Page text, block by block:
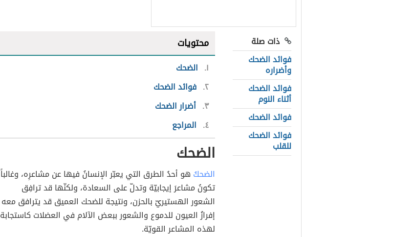
ذات صلة
فوائد الضحك
وأضراره
فوائد الضحك
أثناء النوم
فوائد الضحك
فوائد الضحك
للقلب
محتويات
١ الضحك
٢ فوائد الضحك
٣ أضرار الضحك
٤ المراجع
الضحك
الضحكُ هو أحدُ الطرق التي يعبّر الإنسانُ فيها عن مشاعرِه، وغالباً
تكونُ مشاعرَ إيجابيّة وتدلّ على السعادة، ولكنّها قد ترافِق
الشعور الهستيريّ بالحزن، ونتيجة للضحك العميق قد يترافق معه
إفرازُ العيون للدموع والشعور ببعض الآلام في العضلات كاستجابة
لهذه المشاعر القويّة.